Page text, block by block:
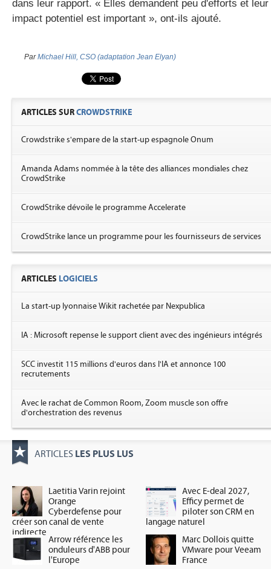
dans leur rapport. « Elles demandent peu d'efforts et leur
impact potentiel est important », ont-ils ajouté.
ParMichael Hill, CSO (adaptation Jean Elyan)
ARTICLES SURCROWDSTRIKE
Crowdstrike s'empare de la start-up espagnole Onum
Amanda Adams nommée à la tête des alliances mondiales chez
CrowdStrike
CrowdStrike dévoile le programme Accelerate
CrowdStrike lance un programme pour les fournisseurs de services
ARTICLES LOGICIELS
La start-up lyonnaise Wikit rachetée par Nexpublica
IA : Microsoft repense le support client avec des ingénieurs intégrés
SCC investit 115 millions d'euros dans l'IA et annonce 100
recrutements
Avec le rachat de Common Room, Zoom muscle son offre
d'orchestration des revenus
ARTICLES LES PLUS LUS
Laetitia Varin rejoint
Orange
Cyberdefense pour
créer son canal de vente
indirecte
Avec E-deal 2027,
Efficy permet de
piloter son CRM en
langage naturel
Arrow référence les
onduleurs d'ABB pour
l'Europe
Marc Dollois quitte
VMware pour Veeam
France